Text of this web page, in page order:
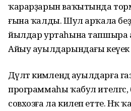
ҡарарҙарын ваҡытында
ғына ҡалды. Шул арҡала
йылдар уртаһына тапшыра
Айыу ауылдарындағы кеүек
Дәүләт кимәлендә ауылдарға
программаһы ҡабул
совхозға ла килеп етте. Нәҡ